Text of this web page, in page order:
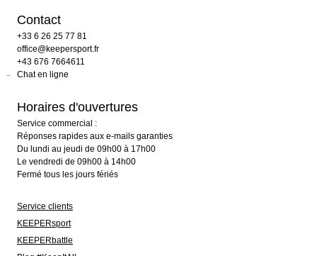
Contact
+33 6 26 25 77 81
office@keepersport.fr
+43 676 7664611
Chat en ligne
Horaires d'ouvertures
Service commercial :
Réponses rapides aux e-mails garanties
Du lundi au jeudi de 09h00 à 17h00
Le vendredi de 09h00 à 14h00
Fermé tous les jours fériés
Service clients
KEEPERsport
KEEPERbattle